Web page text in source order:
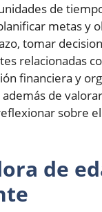
de
metas y
tomar
relacionadas
financiera y
de
sobre
de